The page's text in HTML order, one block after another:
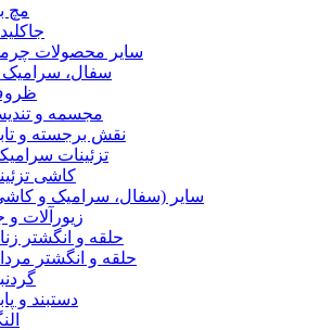
مچ
سایر محصولات
سفال،
مجسمه و
نقش برجسته و
تزئینات
کاشی
سایر (سفال، سرامیک و
زیورآلات و
حلقه و انگشتر
حلقه و انگشتر
دستبند و